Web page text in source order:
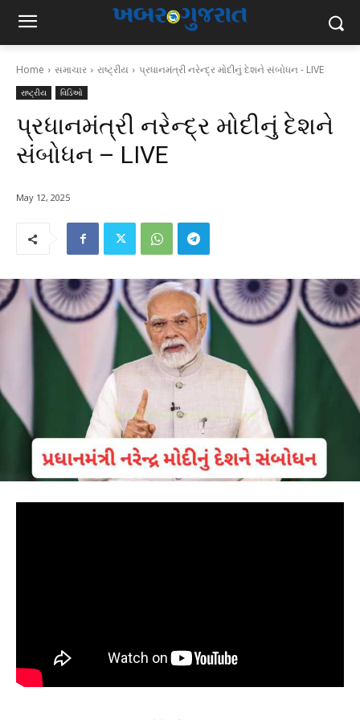
Home સમાચાર રાષ્ટ્રીય પ્રધાનમંત્રી નરેન્દ્ર મોદીનું દેશને સંબોધન - LIVE
રાષ્ટ્રીય વિડિઓ
પ્રધાનમંત્રી નરેન્દ્ર મોદીનું દેશને
સંબોધન – LIVE
May 12, 2025